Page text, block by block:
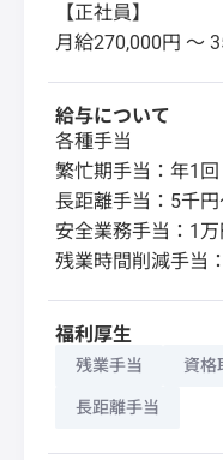
【正社員】
月給270,000円 〜
給与について
各種手当
繁忙期手当：年1回
長距離手当：5千
安全業務手当：1万
残業時間削減手当
福利厚生
残業手当 資格
長距離手当